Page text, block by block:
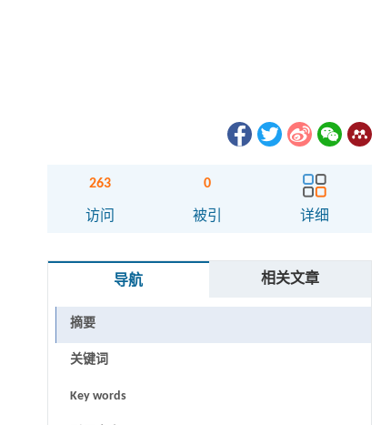
263
访问
0
被引 详细
导航 相关文章
摘要
关键词
Key words